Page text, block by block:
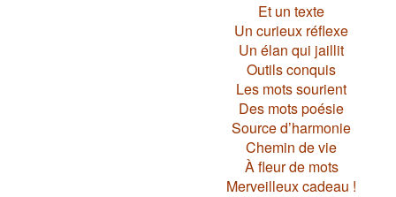
Et un texte
Un curieux réflexe
Un élan qui jaillit
Outils conquis
Les mots sourient
Des mots poésie
Source d’harmonie
Chemin de vie
À fleur de mots
Merveilleux cadeau !